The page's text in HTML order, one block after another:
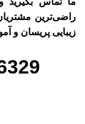
راضی‌ترین
زیبایی پریسان و